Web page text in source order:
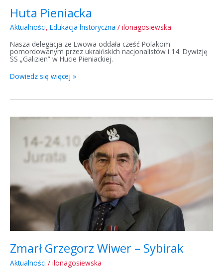
Huta Pieniacka
Aktualności, Edukacja historyczna / ilonagosiewska
Nasza delegacja ze Lwowa oddała cześć Polakom
pomordowanym przez ukraińskich nacjonalistów i 14. Dywizję
SS „Galizien” w Hucie Pieniackiej.
Dowiedz się więcej »
Zmarł Grzegorz Wiwer – Sybirak
Aktualności / ilonagosiewska
Zmarł
Wiwer
Sybirak